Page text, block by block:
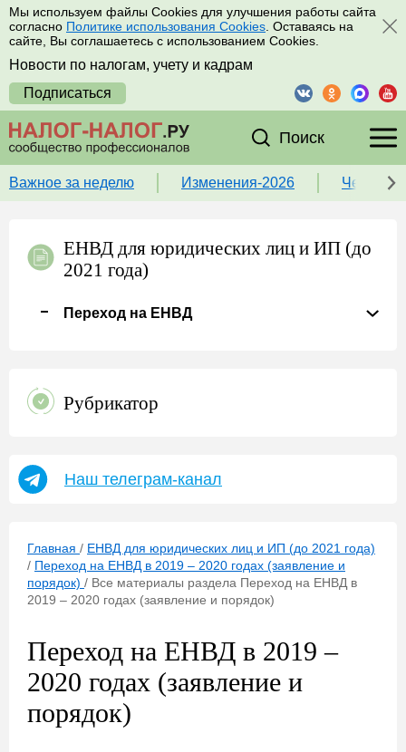
Мы используем файлы Cookies для улучшения работы сайта
согласно Политике использования Cookies . Оставаясь на
сайте, Вы соглашаетесь с использованием Cookies.
Новости по налогам, учету и кадрам
Подписаться
Поиск
Важное за неделю Изменения-2026 Чек-
ЕНВД для юридических лиц и ИП (до
2021 года)
Переход на ЕНВД
Рубрикатор
Наш телеграм-канал
Главная / ЕНВД для юридических лиц и ИП (до 2021 года)
/ Переход на ЕНВД в 2019 – 2020 годах (заявление и
порядок) / Все материалы раздела Переход на ЕНВД в
2019 – 2020 годах (заявление и порядок)
Переход на ЕНВД в 2019 –
2020 годах (заявление и
порядок)